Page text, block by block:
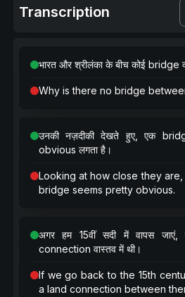
Transcription
भारत और श्रीलंका के बीच कोई bridge
Why is there no bridge
उनकी नज़दीकी देखते हुए, एक
obvious लगता है।
Looking at how close they
bridge seems pretty obvious.
अगर हम 15वीं सदी में वापस
connection वास्तव में थी।
If we go back to the 15th
a land connection between